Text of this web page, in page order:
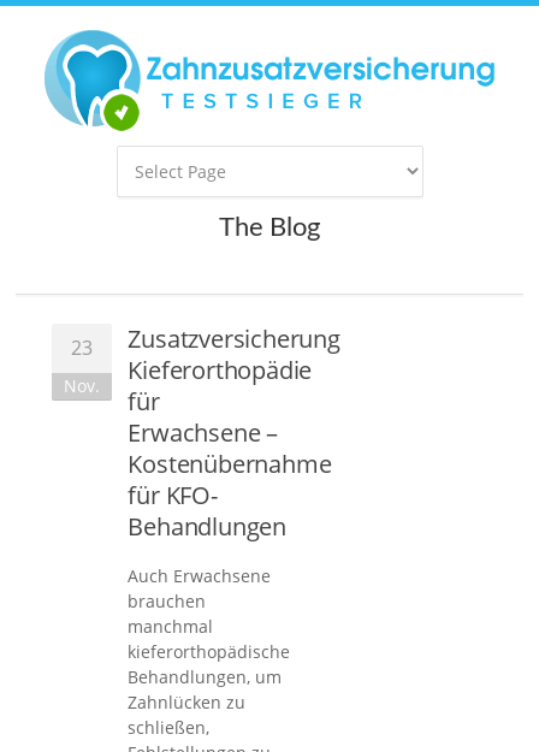
The Blog
23
Nov.
Zusatzversicherung
Kieferorthopädie
für
Erwachsene –
Kostenübernahme
für KFO-
Behandlungen
Auch Erwachsene
brauchen
manchmal
kieferorthopädische
Behandlungen, um
Zahnlücken zu
schließen,